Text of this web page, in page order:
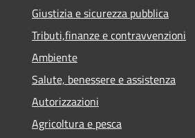
Giustizia e sicurezza pubblica
Tributi,finanze e contravvenzioni
Ambiente
Salute, benessere e assistenza
Autorizzazioni
Agricoltura e pesca